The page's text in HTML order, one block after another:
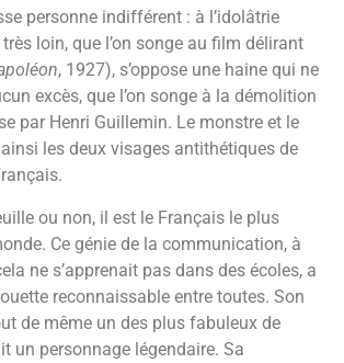
personne indifférent : à l’idolâtrie
loin, que l’on songe au film délirant
, 1927), s’oppose une haine qui ne
excès, que l’on songe à la démolition
par Henri Guillemin. Le monstre et le
les deux visages antithétiques de
ou non, il est le Français le plus
Ce génie de la communication, à
ne s’apprenait pas dans des écoles, a
reconnaissable entre toutes. Son
de même un des plus fabuleux de
un personnage légendaire. Sa